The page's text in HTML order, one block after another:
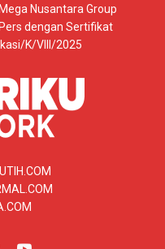
Nusantara Group
dengan Sertifikat
K/VIII/2025